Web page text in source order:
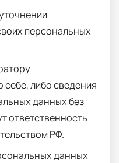
персональных
либо сведения
данных без
ответственность
РФ.
данных